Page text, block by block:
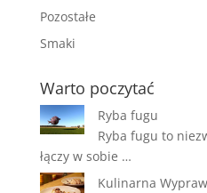
Pozostałe
Smaki
Warto poczytać
Ryba fugu
Ryba fugu to
łączy w sobie …
Kulinarna